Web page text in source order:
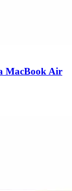
MacBook Air